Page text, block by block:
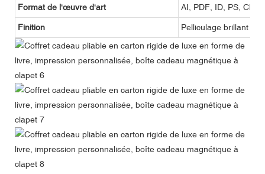
Format de l'œuvre d'art AI, PDF, ID, PS, CDR
Finition Pelliculage brillant ou